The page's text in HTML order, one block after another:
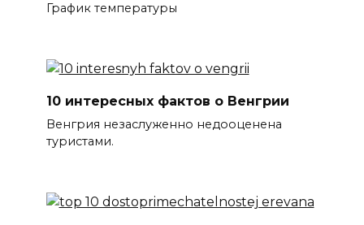
График температуры
10 интересных фактов о Венгрии
Венгрия незаслуженно недооценена
туристами.